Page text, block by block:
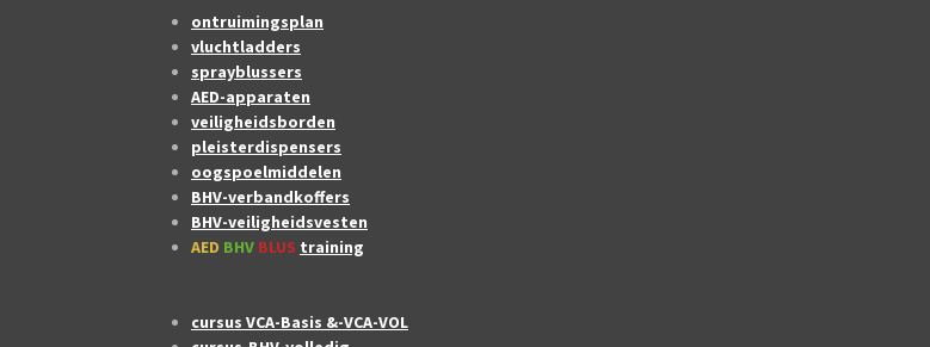
ontruimingsplan
vluchtladders
sprayblussers
AED-apparaten
veiligheidsborden
pleisterdispensers
oogspoelmiddelen
BHV-verbandkoffers
BHV-veiligheidsvesten
AED BHV BLUS training
cursus VCA-Basis &-VCA-VOL